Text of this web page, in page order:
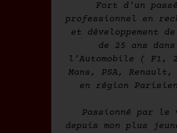
Fort d'un passé
professionnel en
et développement
de 25 ans dans
l'Automobile ( F1,
Mans, PSA,
en région
Passionné par le
depuis mon plus